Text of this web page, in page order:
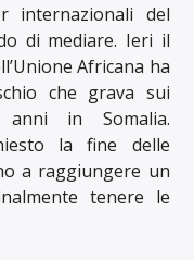
internazionali del
di mediare. Ieri il
Africana ha
che grava sui
in Somalia.
la fine delle
a raggiungere un
tenere le